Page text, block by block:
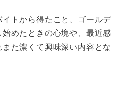
トから得たこと、ゴールデ
めたときの心境や、最近感
た濃くて興味深い内容とな